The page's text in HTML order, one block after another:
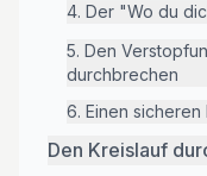
4. Der "Wo du
5. Den
durchbrechen
6. Einen
Den Kreislauf